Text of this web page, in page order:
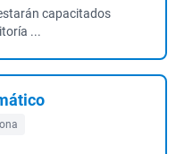
capacitados
...